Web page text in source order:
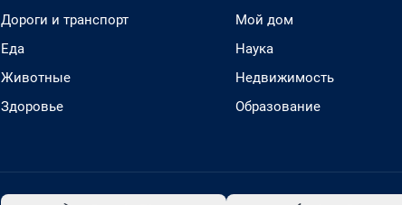
Дороги и транспорт
Еда
Животные
Здоровье
Мой дом
Наука
Недвижимость
Образование